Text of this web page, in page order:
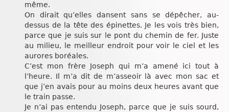
même.
On dirait qu’elles dansent sans se dépêcher, au-
dessus de la tête des épinettes. Je les vois très bien,
parce que je suis sur le pont du chemin de fer. Juste
au milieu, le meilleur endroit pour voir le ciel et les
aurores boréales.
C’est mon frère Joseph qui m’a amené ici tout à
l’heure. Il m’a dit de m’asseoir là avec mon sac et
que j’en avais pour au moins deux heures avant que
le train passe.
Je n’ai pas entendu Joseph, parce que je suis sourd,